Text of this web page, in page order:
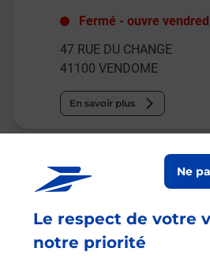
Le respect de votre
notre priorité
Ne
Fermé -ouvre
47 RUE DU CHANGE
41100 VENDOME
En savoir plus
en ligne
Ouvert 24h/24